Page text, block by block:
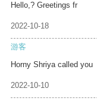
Hello,? Greetings fr
2022-10-18
游客
Horny Shriya called you
2022-10-10